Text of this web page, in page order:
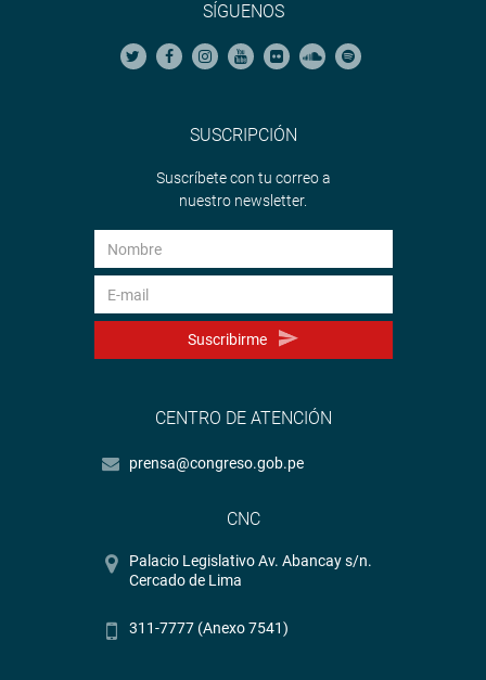
SÍGUENOS
SUSCRIPCIÓN
Suscríbete con tu correo a
nuestro newsletter.
Suscribirme
CENTRO DE ATENCIÓN
prensa@congreso.gob.pe
CNC
Palacio Legislativo Av. Abancay s/n.
Cercado de Lima
311-7777 (Anexo 7541)